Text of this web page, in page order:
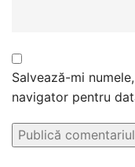
Salvează-mi
navigator pentru